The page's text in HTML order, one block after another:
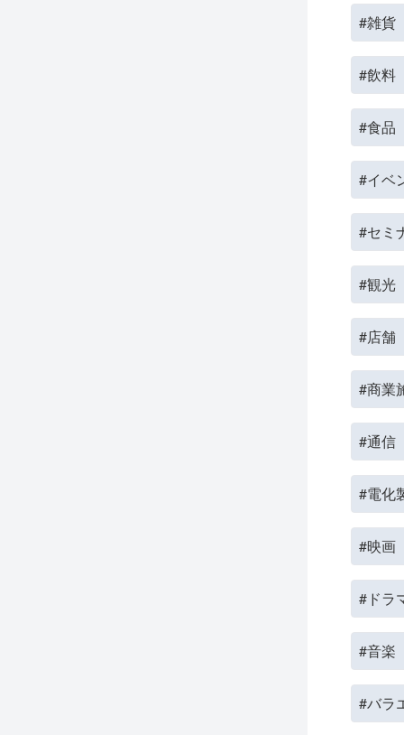
#雑貨
#飲料
#食品
#イベ
#セミ
#観光
#店舗
#商業
#通信
#電化
#映画
#ドラ
#音楽
#バラ